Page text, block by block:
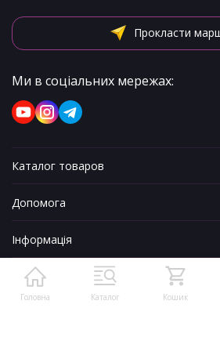
Головна Каталог Кошик
Прокласти
Ми в соціальних мережах:
Каталог товаров
Допомога
Інформація